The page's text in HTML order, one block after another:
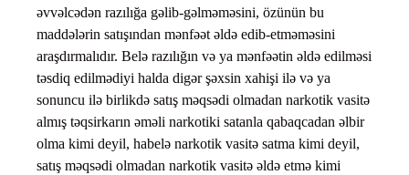
əvvəlcədən razılığa gəlib-gəlməməsini, özünün bu
maddələrin satışından mənfəət əldə edib-etməməsini
araşdırmalıdır. Belə razılığın və ya mənfəətin əldə edilməsi
təsdiq edilmədiyi halda digər şəxsin xahişi ilə və ya
sonuncu ilə birlikdə satış məqsədi olmadan narkotik vasitə
almış təqsirkarın əməli narkotiki satanla qabaqcadan əlbir
olma kimi deyil, habelə narkotik vasitə satma kimi deyil,
satış məqsədi olmadan narkotik vasitə əldə etmə kimi